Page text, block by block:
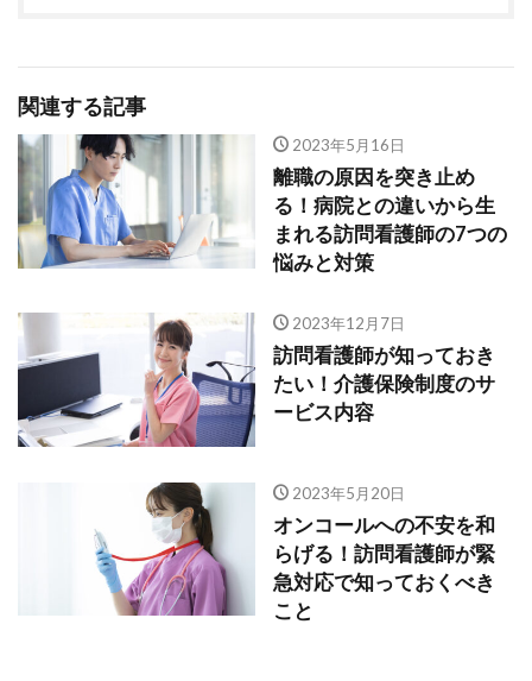
関連する記事
2023年5月16日
離職の原因を突き止め
る！病院との違いから生
まれる訪問看護師の7つの
悩みと対策
2023年12月7日
訪問看護師が知っておき
たい！介護保険制度のサ
ービス内容
2023年5月20日
オンコールへの不安を和
らげる！訪問看護師が緊
急対応で知っておくべき
こと